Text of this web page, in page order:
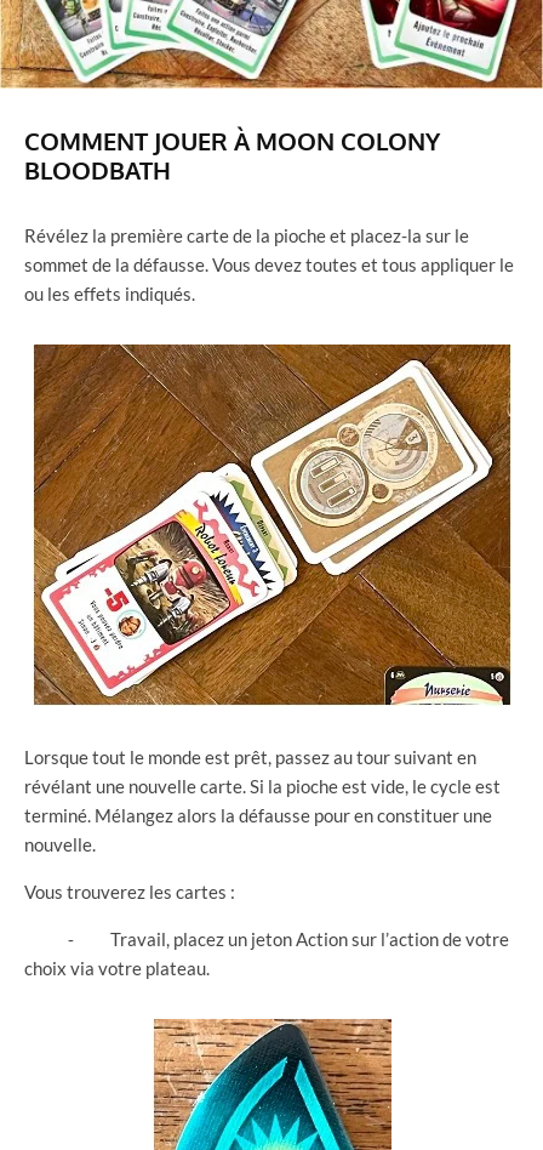
COMMENT JOUER À MOON COLONY
BLOODBATH
Révélez la première carte de la pioche et placez-la sur le
sommet de la défausse. Vous devez toutes et tous appliquer le
ou les effets indiqués.
Lorsque tout le monde est prêt, passez au tour suivant en
révélant une nouvelle carte. Si la pioche est vide, le cycle est
terminé. Mélangez alors la défausse pour en constituer une
nouvelle.
Vous trouverez les cartes :
⁃ Travail, placez un jeton Action sur l’action de votre
choix via votre plateau.